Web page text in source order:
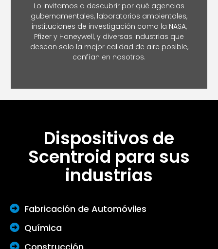
Lo invitamos a descubrir por qué agencias
gubernamentales, laboratorios ambientales,
instituciones de investigación como la NASA,
Pfizer y Honeywell, y diversas industrias que
desean solo la mejor calidad de aire posible,
confían en nosotros.
Dispositivos de
Scentroid para sus
industrias
Fabricación de Automóviles
Química